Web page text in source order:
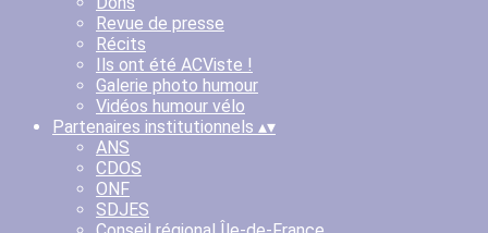
Revue de presse
Récits
Ils ont été ACViste !
Galerie photo humour
Vidéos humour vélo
Partenaires institutionnels ▴▾
ANS
CDOS
ONF
SDJES